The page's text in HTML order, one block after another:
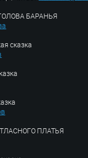
БАРАНЬЯ
сказка
ПЛАТЬЯ